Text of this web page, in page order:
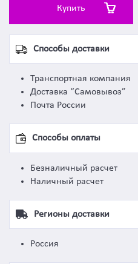
Купить
Способы доставки
Транспортная компания
Доставка “Самовывоз”
Почта России
Способы оплаты
Безналичный расчет
Наличный расчет
Регионы доставки
Россия